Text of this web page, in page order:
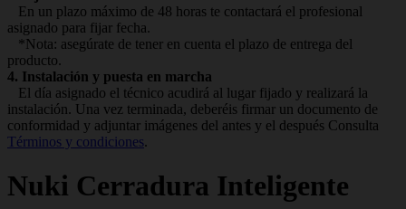
En un plazo máximo de 48 horas te contactará el profesional
asignado para fijar fecha.
*Nota: asegúrate de tener en cuenta el plazo de entrega del
producto.
4. Instalación y puesta en marcha
El día asignado el técnico acudirá al lugar fijado y realizará la
instalación. Una vez terminada, deberéis firmar un documento de
conformidad y adjuntar imágenes del antes y el después Consulta
Términos y condiciones.
Nuki Cerradura Inteligente